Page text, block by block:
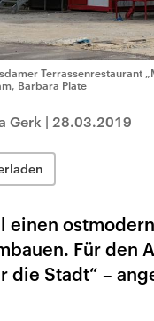
Terrassenrestaurant
Barbara Plate
Gerk | 28.03.2019
einen
Für
die Stadt“ –